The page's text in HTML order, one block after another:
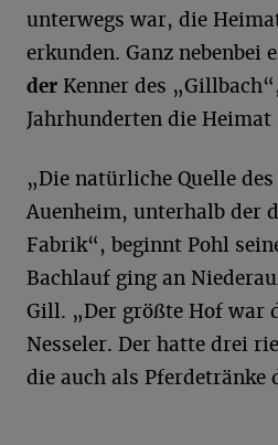
unterwegs war, die
erkunden. Ganz nebenbei
der Kenner des
Jahrhunderten die
„Die natürliche Quelle
Auenheim, unterhalb der
Fabrik“, beginnt Pohl
Bachlauf ging an
Gill. „Der größte Hof war
Nesseler. Der hatte drei
die auch als Pferdetränke